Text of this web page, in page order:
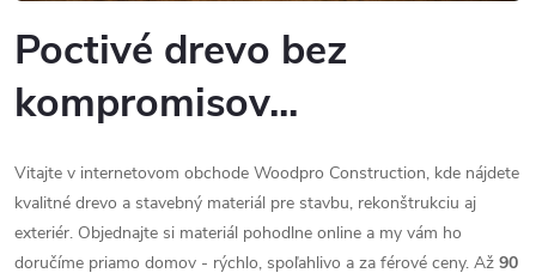
Poctivé drevo bez
kompromisov...
Vitajte v internetovom obchode Woodpro Construction, kde nájdete
kvalitné drevo a stavebný materiál pre stavbu, rekonštrukciu aj
exteriér. Objednajte si materiál pohodlne online a my vám ho
doručíme priamo domov - rýchlo, spoľahlivo a za férové ceny. Až 90